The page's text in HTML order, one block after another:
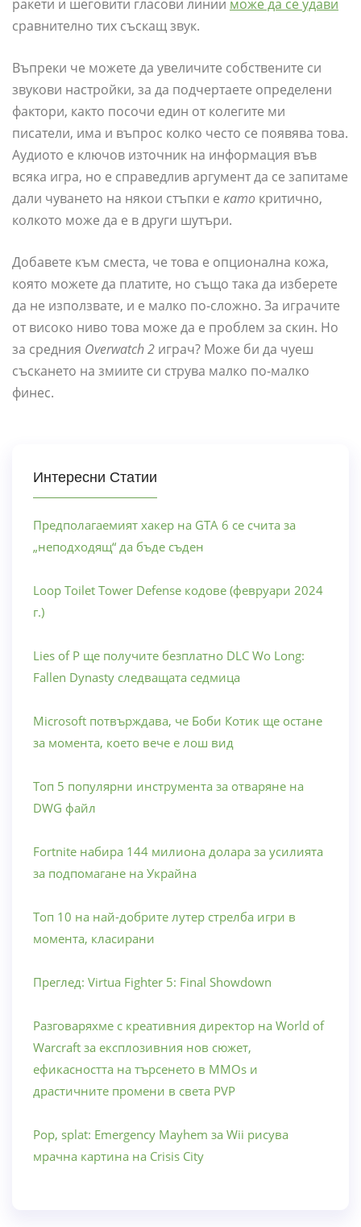
ракети и шеговити гласови линии може да се удави
сравнително тих съскащ звук.
Въпреки че можете да увеличите собствените си
звукови настройки, за да подчертаете определени
фактори, както посочи един от колегите ми
писатели, има и въпрос колко често се появява това.
Аудиото е ключов източник на информация във
всяка игра, но е справедлив аргумент да се запитаме
дали чуването на някои стъпки е като критично,
колкото може да е в други шутъри.
Добавете към сместа, че това е опционална кожа,
която можете да платите, но също така да изберете
да не използвате, и е малко по-сложно. За играчите
от високо ниво това може да е проблем за скин. Но
за средния Overwatch 2 играч? Може би да чуеш
съскането на змиите си струва малко по-малко
финес.
Интересни Статии
Предполагаемият хакер на GTA 6 се счита за
„неподходящ“ да бъде съден
Loop Toilet Tower Defense кодове (февруари 2024
г.)
Lies of P ще получите безплатно DLC Wo Long:
Fallen Dynasty следващата седмица
Microsoft потвърждава, че Боби Котик ще остане
за момента, което вече е лош вид
Топ 5 популярни инструмента за отваряне на
DWG файл
Fortnite набира 144 милиона долара за усилията
за подпомагане на Украйна
Топ 10 на най-добрите лутер стрелба игри в
момента, класирани
Преглед: Virtua Fighter 5: Final Showdown
Разговаряхме с креативния директор на World of
Warcraft за експлозивния нов сюжет,
ефикасността на търсенето в MMOs и
драстичните промени в света PVP
Pop, splat: Emergency Mayhem за Wii рисува
мрачна картина на Crisis City